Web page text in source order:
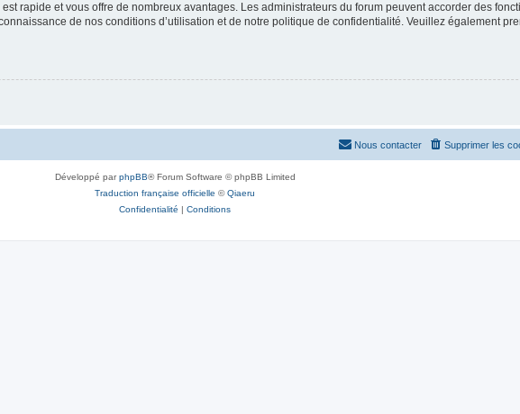
rapide et vous offre de nombreux avantages. Les administrateurs du forum peuvent accorder des
de nos conditions d’utilisation et de notre politique de confidentialité. Veuillez également
Supprimer les
Nous contacter
Développé parphpBB® Forum Software © phpBB Limited
Traduction française officielle ©Qiaeru
Confidentialité | Conditions